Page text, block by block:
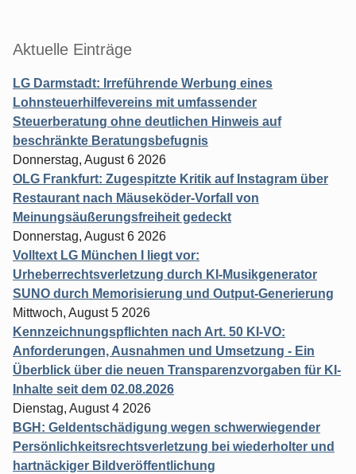
Aktuelle Einträge
LG Darmstadt: Irreführende Werbung eines
Lohnsteuerhilfevereins mit umfassender
Steuerberatung ohne deutlichen Hinweis auf
beschränkte Beratungsbefugnis
Donnerstag, August 6 2026
OLG Frankfurt: Zugespitzte Kritik auf Instagram über
Restaurant nach Mäuseköder-Vorfall von
Meinungsäußerungsfreiheit gedeckt
Donnerstag, August 6 2026
Volltext LG München I liegt vor:
Urheberrechtsverletzung durch KI-Musikgenerator
SUNO durch Memorisierung und Output-Generierung
Mittwoch, August 5 2026
Kennzeichnungspflichten nach Art. 50 KI-VO:
Anforderungen, Ausnahmen und Umsetzung - Ein
Überblick über die neuen Transparenzvorgaben für KI-
Inhalte seit dem 02.08.2026
Dienstag, August 4 2026
BGH: Geldentschädigung wegen schwerwiegender
Persönlichkeitsrechtsverletzung bei wiederholter und
hartnäckiger Bildveröffentlichung